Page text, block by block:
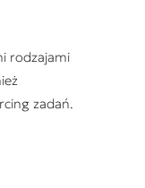
rodzajami
zadań.